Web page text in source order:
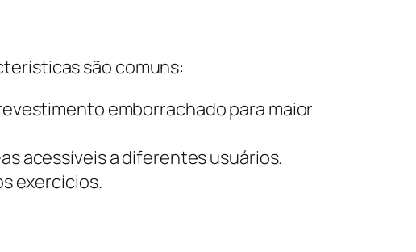
são comuns:
emborrachado para maior
acessíveis a diferentes usuários.
exercícios.